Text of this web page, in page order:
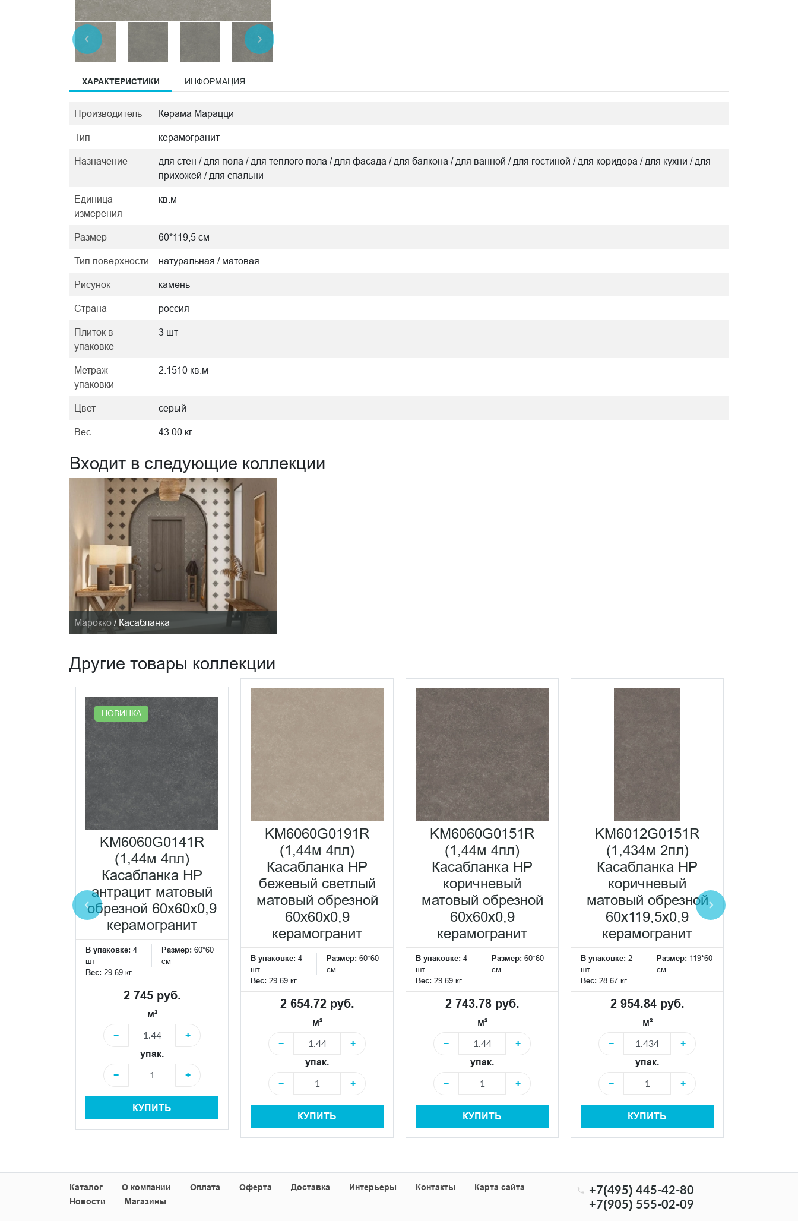
ХАРАКТЕРИСТИКИ ИНФОРМАЦИЯ
Производитель Керама Марацци
Тип керамогранит
Назначение
для стен / для пола / для теплого пола / для фасада / для балкона / для ванной / для гостиной / для коридора / для кухни / для
прихожей / для спальни
Единица
измерения
кв.м
Размер 60*119,5 см
Тип поверхности натуральная / матовая
Рисунок камень
Страна россия
Плиток в
упаковке
3 шт
Метраж
упаковки
2.1510 кв.м
Цвет серый
Вес 43.00 кг
Входит в следующие коллекции
Марокко / Касабланка
Другие товары коллекции
НОВИНКА
KM6060G0141R
(1,44м 4пл)
Касабланка HP
антрацит матовый
обрезной 60x60x0,9
керамогранит
В упаковке: 4
шт
Размер: 60*60
см
Вес: 29.69 кг
2 745 руб.
м²
−
+
упак.
−
+
КУПИТЬ
KM6060G0191R
(1,44м 4пл)
Касабланка HP
бежевый светлый
матовый обрезной
60x60x0,9
керамогранит
В упаковке: 4
шт
Размер: 60*60
см
Вес: 29.69 кг
2 654.72 руб.
м²
−
+
упак.
−
+
КУПИТЬ
KM6060G0151R
(1,44м 4пл)
Касабланка HP
коричневый
матовый обрезной
60x60x0,9
керамогранит
В упаковке: 4
шт
Размер: 60*60
см
Вес: 29.69 кг
2 743.78 руб.
м²
−
+
упак.
−
+
КУПИТЬ
KM6012G0151R
(1,434м 2пл)
Касабланка HP
коричневый
матовый обрезной
60x119,5x0,9
керамогранит
В упаковке: 2
шт
Размер: 119*60
см
Вес: 28.67 кг
2 954.84 руб.
м²
−
+
упак.
−
+
КУПИТЬ
Каталог О компании Оплата Оферта Доставка Интерьеры Контакты
Карта сайта
Новости
Магазины
+7(495) 445-42-80
+7(905) 555-02-09